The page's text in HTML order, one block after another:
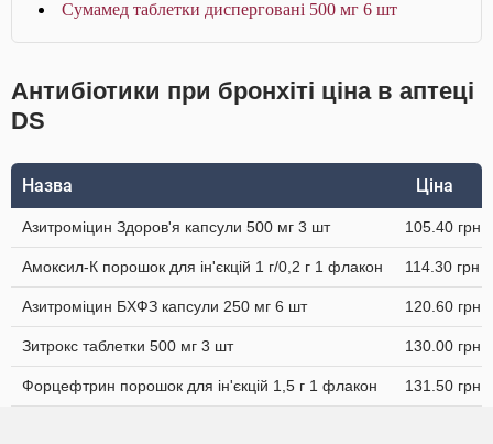
Сумамед таблетки дисперговані 500 мг 6 шт
Антибіотики при бронхіті ціна в аптеці
DS
Назва Ціна
Азитроміцин Здоров'я капсули 500 мг 3 шт 105.40 грн
Амоксил-К порошок для ін'єкцій 1 г/0,2 г 1 флакон 114.30 грн
Азитроміцин БХФЗ капсули 250 мг 6 шт 120.60 грн
Зитрокс таблетки 500 мг 3 шт 130.00 грн
Форцефтрин порошок для ін'єкцій 1,5 г 1 флакон 131.50 грн